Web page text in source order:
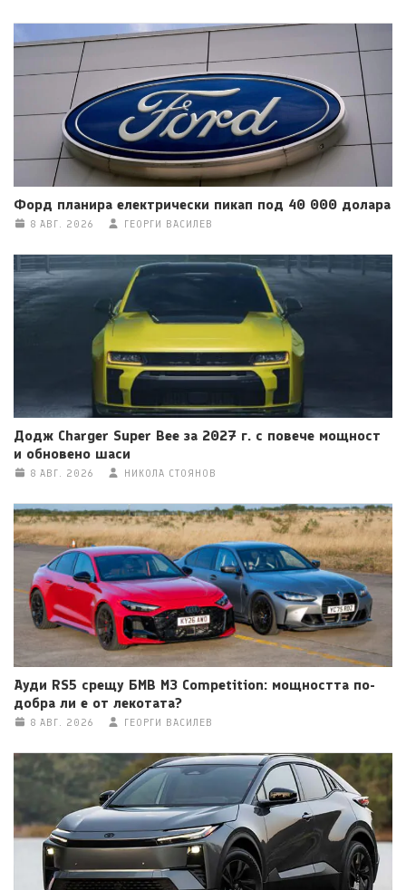
Форд планира електрически пикап под 40 000 долара
8 АВГ. 2026 ГЕОРГИ ВАСИЛЕВ
Додж Charger Super Bee за 2027 г. с повече мощност
и обновено шаси
8 АВГ. 2026 НИКОЛА СТОЯНОВ
Ауди RS5 срещу БМВ M3 Competition: мощността по-
добра ли е от лекотата?
8 АВГ. 2026 ГЕОРГИ ВАСИЛЕВ